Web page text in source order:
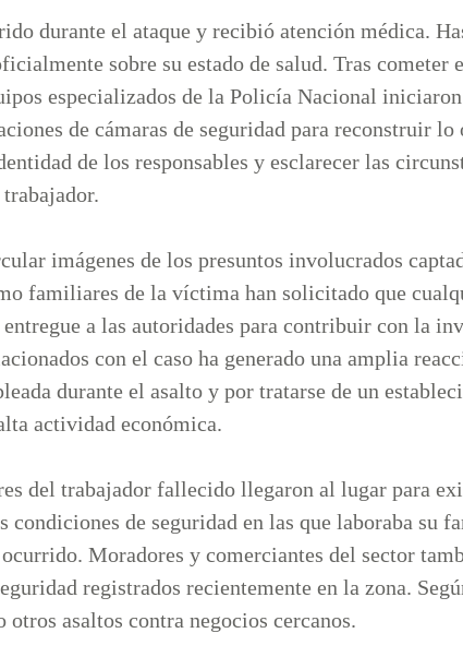
durante el ataque y recibió atención médica.
sobre su estado de salud. Tras cometer
especializados de la Policía Nacional
de cámaras de seguridad para reconstruir
de los responsables y esclarecer las
imágenes de los presuntos involucrados
familiares de la víctima han solicitado que
a las autoridades para contribuir con la
con el caso ha generado una amplia
durante el asalto y por tratarse de un
actividad económica.
del trabajador fallecido llegaron al lugar para
condiciones de seguridad en las que laboraba su
Moradores y comerciantes del sector
registrados recientemente en la zona.
asaltos contra negocios cercanos.